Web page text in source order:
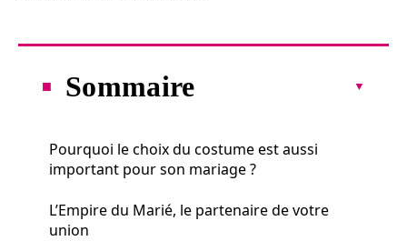
Sommaire
Pourquoi le choix du costume est aussi
important pour son mariage ?
L’Empire du Marié, le partenaire de votre
union